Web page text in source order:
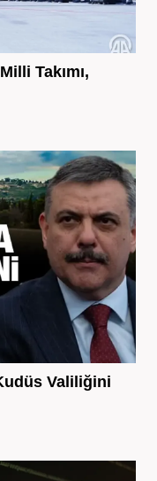
Takımı,
Valiliğini